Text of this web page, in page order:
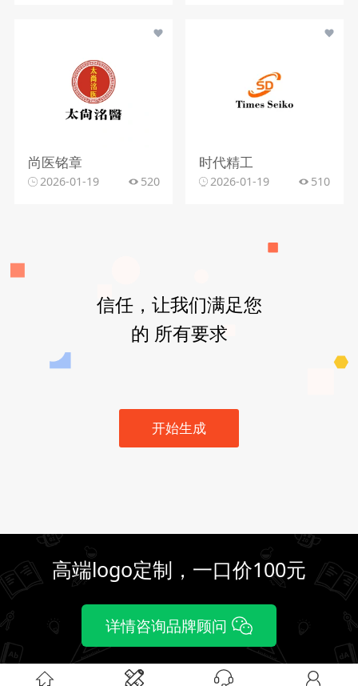
尚医铭章
2026-01-19 520
时代精工
2026-01-19 510
信任，让我们满足您
的 所有要求
开始生成
高端logo定制，一口价100元
详情咨询品牌顾问